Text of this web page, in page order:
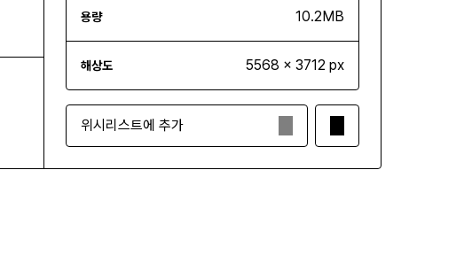
용량 10.2MB
해상도 5568 x 3712 px
위시리스트에 추가